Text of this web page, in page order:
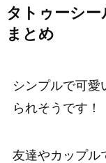
タトゥーシー
まとめ
シンプルで可愛
られそうです！
友達やカップル